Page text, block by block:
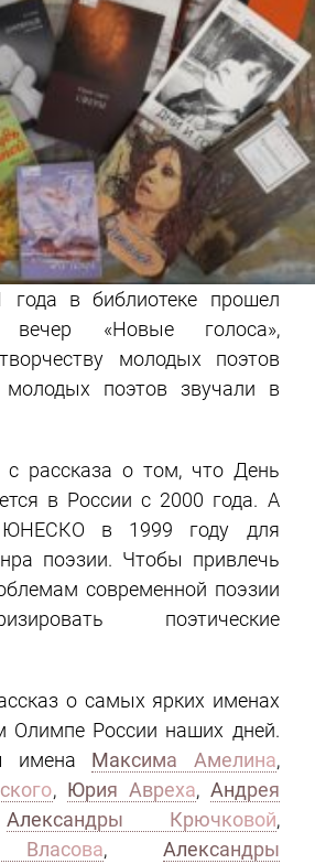
года в библиотеке прошел
вечер «Новые голоса»,
молодых поэтов
молодых поэтов звучали в
с рассказа о том, что День
в России с 2000 года. А
в 1999 году для
поэзии. Чтобы привлечь
современной поэзии
поэтические
о самых ярких именах
Олимпе России наших дней.
имена Максима Амелина,
, Юрия Авреха, Андрея
Александры Крючковой,
, Александры